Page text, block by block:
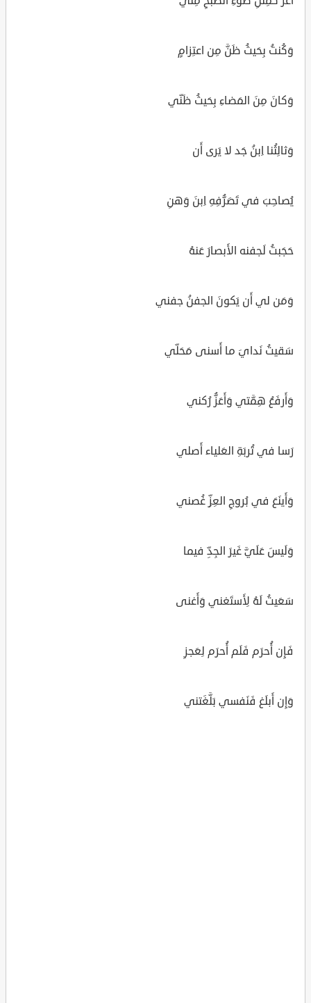
وَكُنتُ بِحَيثُ ظَنَّ مِن اعتِزامٍ
وَكانَ مِنَ المَضاءِ بِحَيثُ ظَنّي
وَثالِثُنا اِبنُ جَد لا يَرى أَن
يُصاحِبَ في تَصَرُّفِهِ اِبنَ وَهنِ
حَجَبتُ لَجفنه الأَبصارَ عَنهُ
وَمَن لي أَن يَكونَ الجفنُ جفني
سَقيتُ نَدايَ ما أَسنى مَحَلّي
وَأَرفَعُ هِمَّتي وَأَعَزُّ رُكني
رَسا في تُربَةِ العَلياء أَصلي
وَأَينَعَ في بُروجِ العِزِّ غُصني
وَلَيسَ عَلَيَّ غَيرَ الجِدِّ فيما
سَعَيتُ لَهُ لِأَستَغني وَأَغنى
فَإِن أُحرَم فَلَم أُحرَم لِعَجزِ
وَإِن أَبلَغ فَنَفسي بَلَّغَتني